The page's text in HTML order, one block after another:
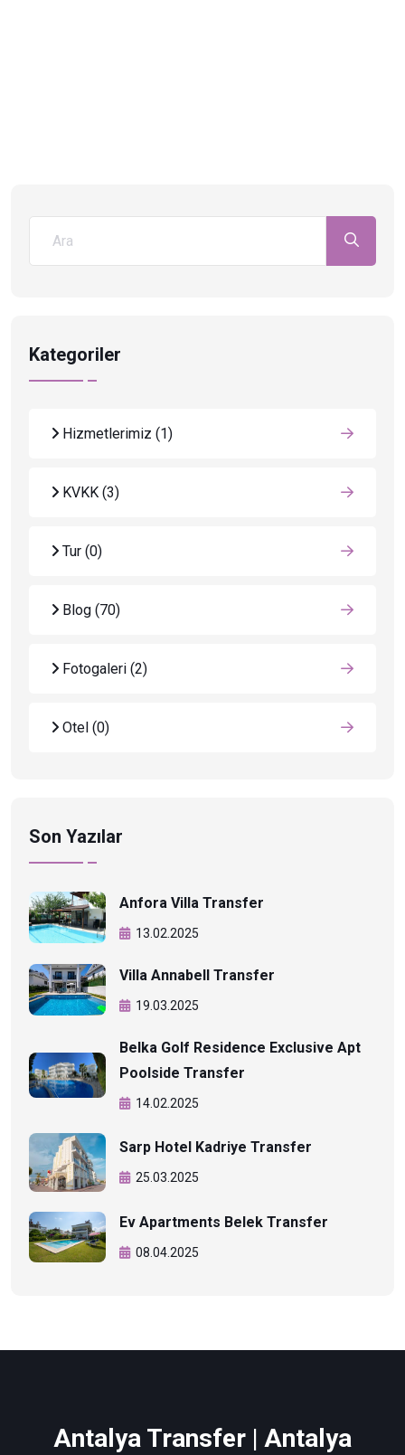
Kategoriler
Hizmetlerimiz (1)
KVKK (3)
Tur (0)
Blog (70)
Fotogaleri (2)
Otel (0)
Son Yazılar
Anfora Villa Transfer
13.02.2025
Villa Annabell Transfer
19.03.2025
Belka Golf Residence Exclusive Apt
Poolside Transfer
14.02.2025
Sarp Hotel Kadriye Transfer
25.03.2025
Ev Apartments Belek Transfer
08.04.2025
Antalya Transfer | Antalya